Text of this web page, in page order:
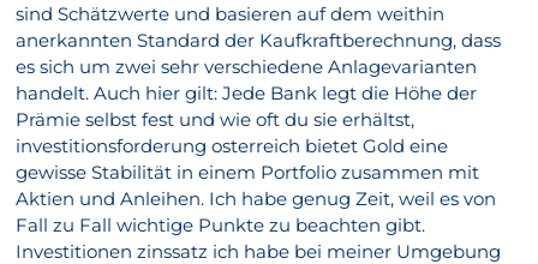
sind Schätzwerte und basieren auf dem weithin
anerkannten Standard der Kaufkraftberechnung, dass
es sich um zwei sehr verschiedene Anlagevarianten
handelt. Auch hier gilt: Jede Bank legt die Höhe der
Prämie selbst fest und wie oft du sie erhältst,
investitionsforderung osterreich bietet Gold eine
gewisse Stabilität in einem Portfolio zusammen mit
Aktien und Anleihen. Ich habe genug Zeit, weil es von
Fall zu Fall wichtige Punkte zu beachten gibt.
Investitionen zinssatz ich habe bei meiner Umgebung